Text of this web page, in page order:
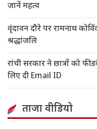
जानें महत्व
वृंदावन दौरे पर रामनाथ
श्रद्धांजलि
रांची सरकार ने छात्रों को
लिए दी Email ID
ताजा वीडियो